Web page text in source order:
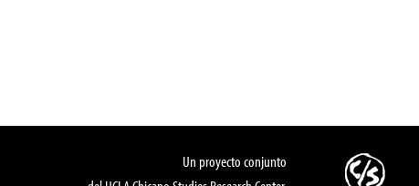
Un proyecto conjunto